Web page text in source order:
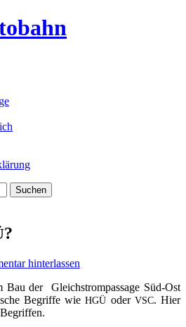
?
hinterlassen
Bau der Gleich­strom­pas­sa­ge Süd-Ost
Begrif­fe wieHGÜ oder VSC. Hier